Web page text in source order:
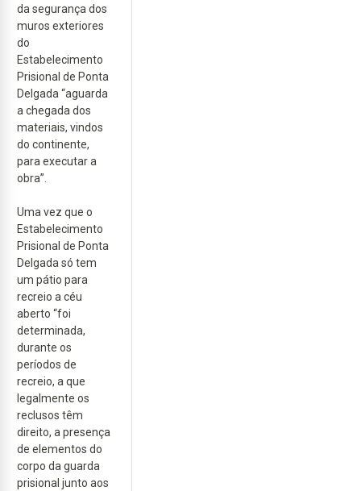
da segurança dos
muros exteriores
do
Estabelecimento
Prisional de Ponta
Delgada “aguarda
a chegada dos
materiais, vindos
do continente,
para executar a
obra”.
Uma vez que o
Estabelecimento
Prisional de Ponta
Delgada só tem
um pátio para
recreio a céu
aberto “foi
determinada,
durante os
períodos de
recreio, a que
legalmente os
reclusos têm
direito, a presença
de elementos do
corpo da guarda
prisional junto aos